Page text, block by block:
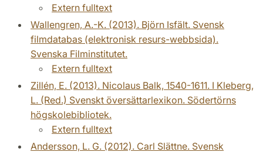
Extern fulltext
Wallengren, A.-K. (2013). Björn Isfält. Svensk
filmdatabas (elektronisk resurs-webbsida).
Svenska Filminstitutet.
Extern fulltext
Zillén, E. (2013). Nicolaus Balk, 1540-1611. I Kleberg,
L. (Red.) Svenskt översättarlexikon. Södertörns
högskolebibliotek.
Extern fulltext
Andersson, L. G. (2012). Carl Slättne. Svensk